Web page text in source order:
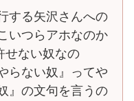
する矢沢さんへの
いつらアホなのか
せない奴なの
らない奴』ってや
』の文句を言うの